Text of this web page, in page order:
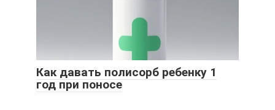
Как давать полисорб ребенку 1
год при поносе